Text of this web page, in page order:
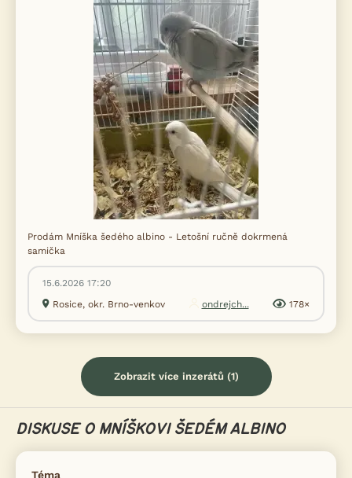
Prodám Mníška šedého albino - Letošní ručně dokrmená
samička
15.6.2026 17:20
Rosice, okr. Brno-venkov
ondrejch... 178×
Zobrazit více inzerátů (1)
DISKUSE O MNÍŠKOVI ŠEDÉM ALBINO
Téma